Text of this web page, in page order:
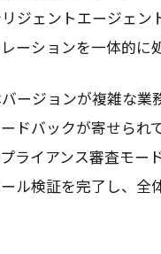
ジェントエージェ
ーションを一体的に
ージョンが複雑な
ドバックが寄せられ
ライアンス審査モー
ル検証を完了し、全